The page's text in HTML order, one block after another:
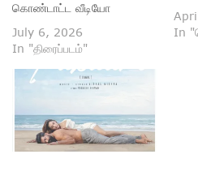
கொண்டாட்ட வீடியோ
July 6, 2026
In "திரைப்படம்"
In